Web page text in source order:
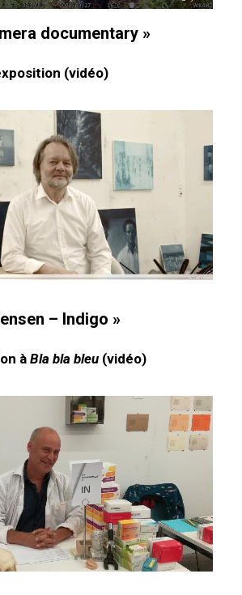
documentary »
(vidéo)
– Indigo »
à Bla bla bleu (vidéo)